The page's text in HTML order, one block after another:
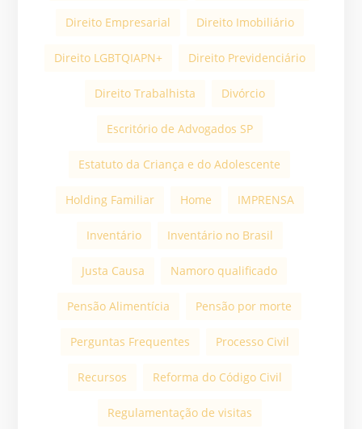
Direito Empresarial Direito Imobiliário
Direito LGBTQIAPN+ Direito Previdenciário
Direito Trabalhista Divórcio
Escritório de Advogados SP
Estatuto da Criança e do Adolescente
Holding Familiar Home IMPRENSA
Inventário Inventário no Brasil
Justa Causa Namoro qualificado
Pensão Alimentícia Pensão por morte
Perguntas Frequentes Processo Civil
Recursos Reforma do Código Civil
Regulamentação de visitas